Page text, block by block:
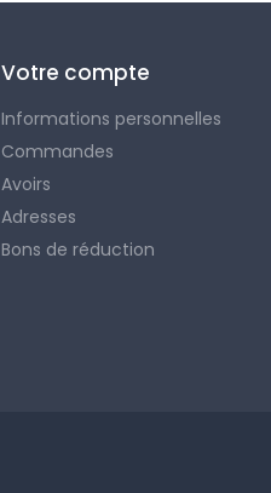
Votre compte
Informations personnelles
Commandes
Avoirs
Adresses
Bons de réduction